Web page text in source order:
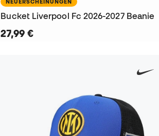
NEUERSCHEINUNGEN
Bucket Liverpool Fc 2026-2027 Beanie
27,99 €